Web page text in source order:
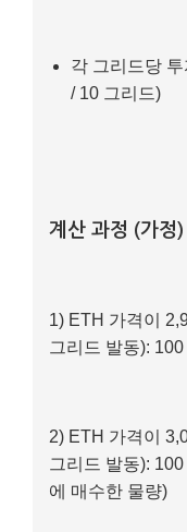
각 그리드당
/ 10 그리드)
계산 과정 (가정)
1) ETH 가격이
그리드 발동):
2) ETH 가격이
그리드 발동):
에 매수한 물량)